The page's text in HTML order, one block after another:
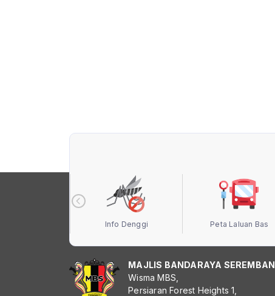
Info Denggi Peta Laluan Bas
MAJLIS BANDARAYA SEREMBAN
Wisma MBS,
Persiaran Forest Heights 1,